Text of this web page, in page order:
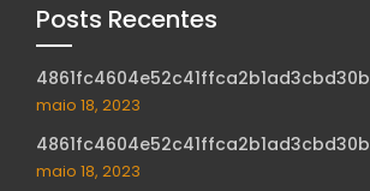
Posts Recentes
4861fc4604e52c41ffca2b1ad3cbd30b
maio 18, 2023
4861fc4604e52c41ffca2b1ad3cbd30b
maio 18, 2023